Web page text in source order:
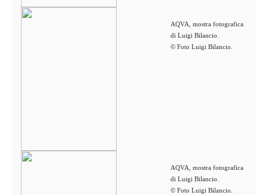
AQVA, mostra fotografica
di Luigi Bilancio.
© Foto Luigi Bilancio.
AQVA, mostra fotografica
di Luigi Bilancio.
© Foto Luigi Bilancio.